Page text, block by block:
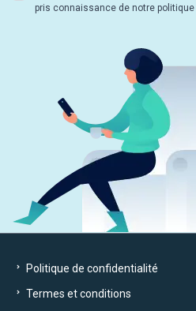
pris connaissance de notre
Politique de confidentialité
Termes et conditions